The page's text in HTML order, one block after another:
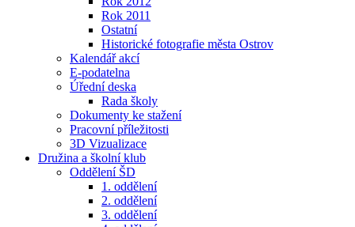
Rok 2011
Ostatní
Historické fotografie města Ostrov
Kalendář akcí
E-podatelna
Úřední deska
Rada školy
Dokumenty ke stažení
Pracovní příležitosti
3D Vizualizace
Družina a školní klub
Oddělení ŠD
1. oddělení
2. oddělení
3. oddělení